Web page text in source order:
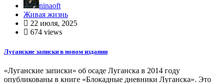
ninaoft
Живая жизнь
22 июля, 2025
674 views
Луганские записки в новом издании
«Луганские записки» об осаде Луганска в 2014 году
опубликованы в книге «Блокадные дневники Луганска». Это